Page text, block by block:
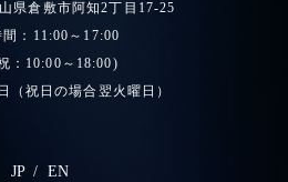
県倉敷市阿知2丁目17-25
間：11:00～17:00
：10:00～18:00)
（祝日の場合翌火曜日）
JP EN